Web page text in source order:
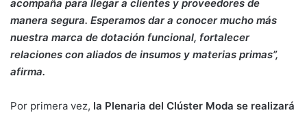
acompaña para llegar a clientes y proveedores de
manera segura. Esperamos dar a conocer mucho más
nuestra marca de dotación funcional, fortalecer
relaciones con aliados de insumos y materias primas”,
afirma.
Por primera vez, la Plenaria del Clúster Moda se realizará